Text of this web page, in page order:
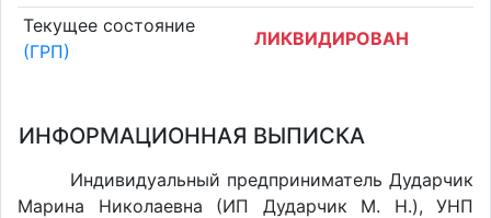
Текущее состояние
(ГРП)
ЛИКВИДИРОВАН
ИНФОРМАЦИОННАЯ ВЫПИСКА
Индивидуальный предприниматель Дударчик
Марина Николаевна (ИП Дударчик М. Н.), УНП